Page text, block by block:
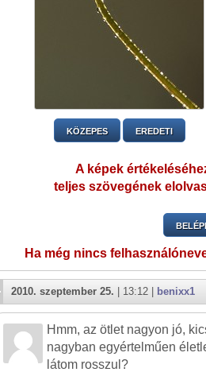
KÖZEPES EREDETI
A képek
teljes szövegének
Ha még nincs
2010. szeptember 25. | 13:12 | benixx1
Hmm, az ötlet nagyon jó,
nagyban egyértelműen
látom rosszul?